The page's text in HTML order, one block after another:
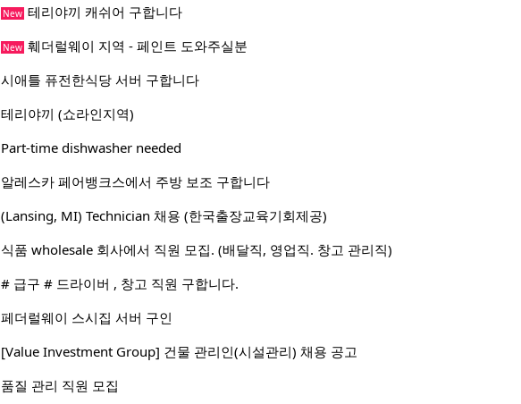
New 테리야끼 캐쉬어 구합니다
New 훼더럴웨이 지역 - 페인트 도와주실분
시애틀 퓨전한식당 서버 구합니다
테리야끼 (쇼라인지역)
Part-time dishwasher needed
알레스카 페어뱅크스에서 주방 보조 구합니다
(Lansing, MI) Technician 채용 (한국출장교육기회제공)
식품 wholesale 회사에서 직원 모집. (배달직, 영업직. 창고 관리직)
# 급구 # 드라이버 , 창고 직원 구합니다.
페더럴웨이 스시집 서버 구인
[Value Investment Group] 건물 관리인(시설관리) 채용 공고
품질 관리 직원 모집